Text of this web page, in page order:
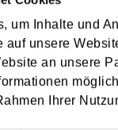
um Inhalte und
auf unsere
an unsere
Ihrer
PODACI